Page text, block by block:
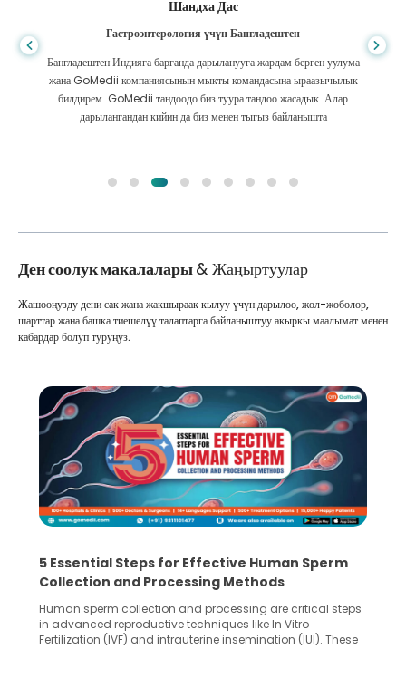
Шандха Дас
Гастроэнтерология үчүн Бангладештен
Бангладештен Индияга барганда дарыланууга жардам берген уулума
жана GoMedii компаниясынын мыкты командасына ыраазычылык
билдирем. GoMedii тандоодо биз туура тандоо жасадык. Алар
дарылангандан кийин да биз менен тыгыз байланышта
Ден соолук макалалары& Жаңыртуулар
Жашооңузду дени сак жана жакшыраак кылуу үчүн дарылоо, жол-жоболор,
шарттар жана башка тиешелүү талаптарга байланыштуу акыркы маалымат менен
кабардар болуп туруңуз.
5 Essential Steps for Effective Human Sperm
Collection and Processing Methods
Human sperm collection and processing are critical steps
in advanced reproductive techniques like In Vitro
Fertilization (IVF) and intrauterine insemination (IUI). These